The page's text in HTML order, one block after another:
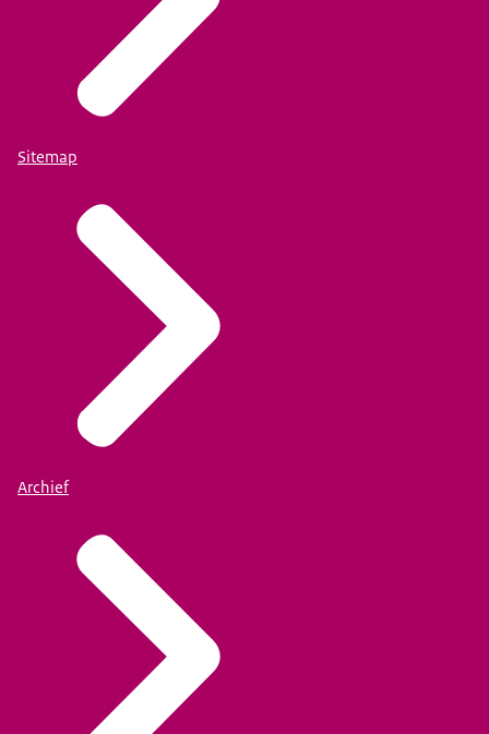
Sitemap
Archief